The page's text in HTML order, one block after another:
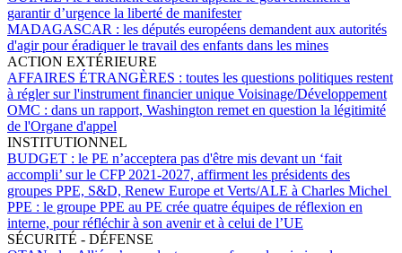
garantir d’urgence la liberté de manifester
MADAGASCAR : les députés européens demandent aux autorités
d'agir pour éradiquer le travail des enfants dans les mines
ACTION EXTÉRIEURE
AFFAIRES ÉTRANGÈRES : toutes les questions politiques restent
à régler sur l'instrument financier unique Voisinage/Développement
OMC : dans un rapport, Washington remet en question la légitimité
de l'Organe d'appel
INSTITUTIONNEL
BUDGET : le PE n’acceptera pas d'être mis devant un ‘fait
accompli’ sur le CFP 2021-2027, affirment les présidents des
groupes PPE, S&D, Renew Europe et Verts/ALE à Charles Michel
PPE : le groupe PPE au PE crée quatre équipes de réflexion en
interne, pour réfléchir à son avenir et à celui de l’UE
SÉCURITÉ - DÉFENSE